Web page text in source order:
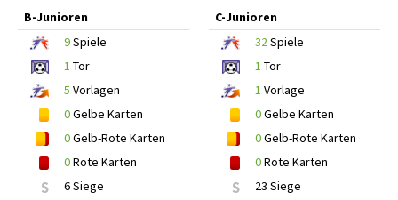
B-Junioren
9Spiele
1 Tor
5 Vorlagen
0Gelbe Karten
0Gelb-Rote Karten
0Rote Karten
S 6 Siege
C-Junioren
32Spiele
1 Tor
1 Vorlage
0Gelbe Karten
0Gelb-Rote Karten
0Rote Karten
S 23 Siege